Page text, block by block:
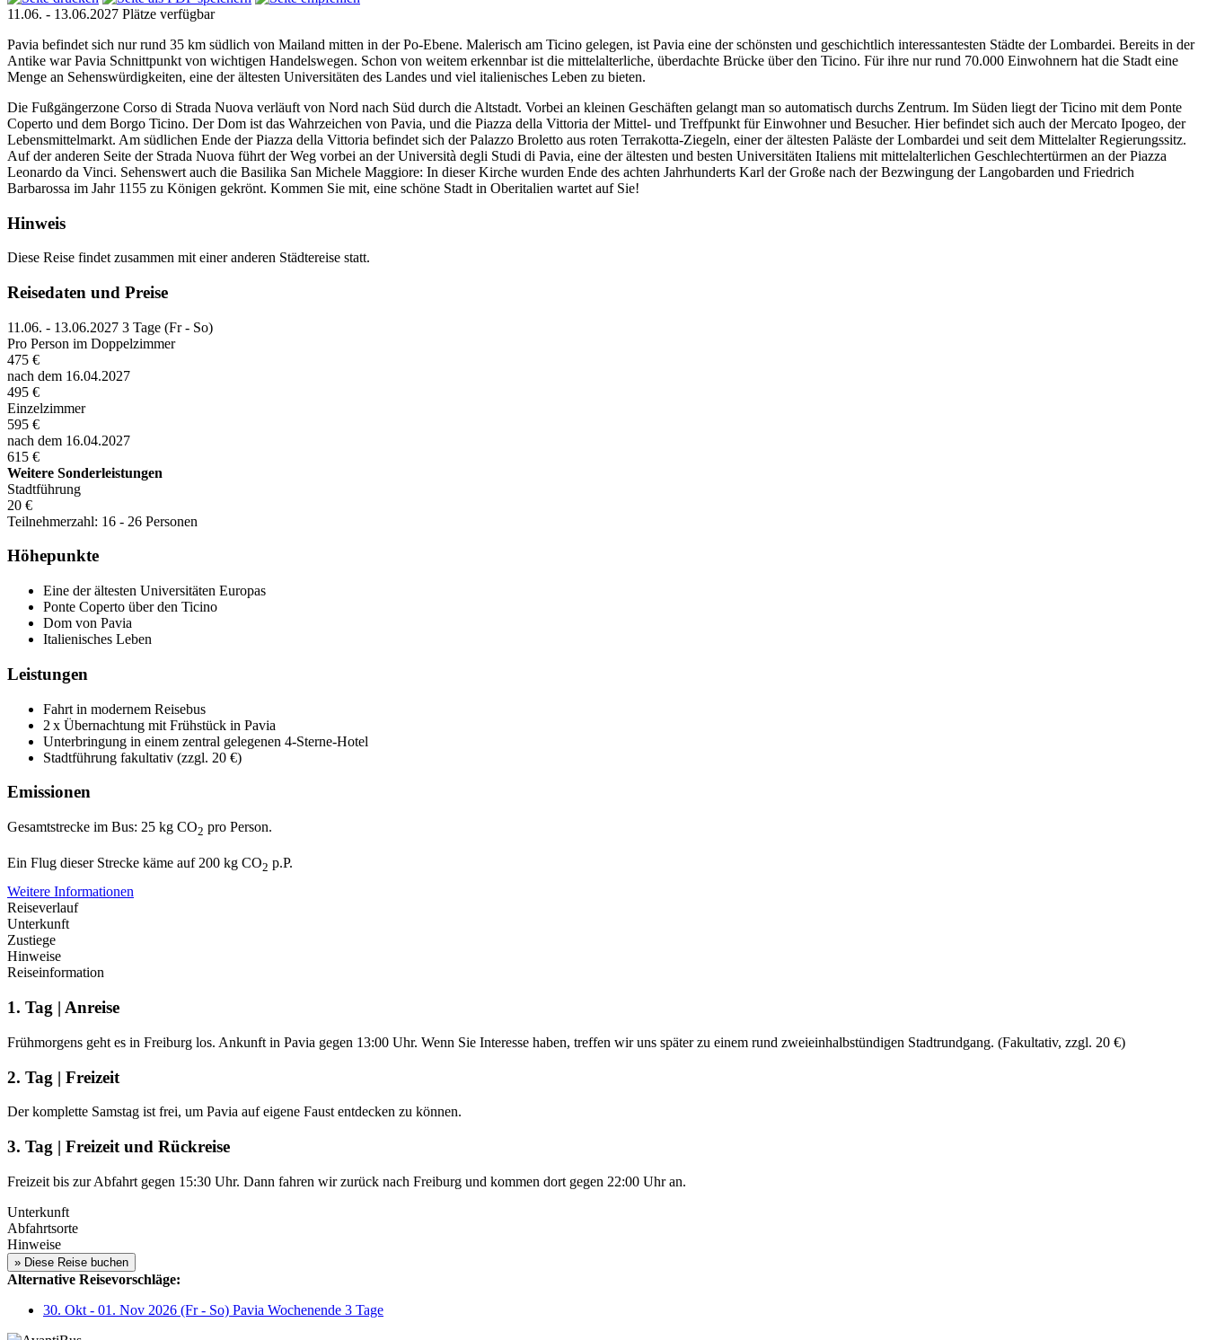
11.06. - 13.06.2027 Plätze verfügbar
Pavia befindet sich nur rund 35 km südlich von Mailand mitten in der Po-Ebene. Malerisch am Ticino gelegen, ist Pavia eine der schönsten und geschichtlich interessantesten Städte der Lombardei. Bereits in der
Antike war Pavia Schnittpunkt von wichtigen Handelswegen. Schon von weitem erkennbar ist die mittelalterliche, überdachte Brücke über den Ticino. Für ihre nur rund 70.000 Einwohnern hat die Stadt eine
Menge an Sehenswürdigkeiten, eine der ältesten Universitäten des Landes und viel italienisches Leben zu bieten.
Die Fußgängerzone Corso di Strada Nuova verläuft von Nord nach Süd durch die Altstadt. Vorbei an kleinen Geschäften gelangt man so automatisch durchs Zentrum. Im Süden liegt der Ticino mit dem Ponte
Coperto und dem Borgo Ticino. Der Dom ist das Wahrzeichen von Pavia, und die Piazza della Vittoria der Mittel- und Treffpunkt für Einwohner und Besucher. Hier befindet sich auch der Mercato Ipogeo, der
Lebensmittelmarkt. Am südlichen Ende der Piazza della Vittoria befindet sich der Palazzo Broletto aus roten Terrakotta-Ziegeln, einer der ältesten Paläste der Lombardei und seit dem Mittelalter Regierungssitz.
Auf der anderen Seite der Strada Nuova führt der Weg vorbei an der Università degli Studi di Pavia, eine der ältesten und besten Universitäten Italiens mit mittelalterlichen Geschlechtertürmen an der Piazza
Leonardo da Vinci. Sehenswert auch die Basilika San Michele Maggiore: In dieser Kirche wurden Ende des achten Jahrhunderts Karl der Große nach der Bezwingung der Langobarden und Friedrich
Barbarossa im Jahr 1155 zu Königen gekrönt. Kommen Sie mit, eine schöne Stadt in Oberitalien wartet auf Sie!
Hinweis
Diese Reise findet zusammen mit einer anderen Städtereise statt.
Reisedaten und Preise
11.06. - 13.06.2027 3 Tage (Fr - So)
Pro Person im Doppelzimmer
475 €
nach dem 16.04.2027
495 €
Einzelzimmer
595 €
nach dem 16.04.2027
615 €
Weitere Sonderleistungen
Stadtführung
20 €
Teilnehmerzahl: 16 - 26 Personen
Höhepunkte
Eine der ältesten Universitäten Europas
Ponte Coperto über den Ticino
Dom von Pavia
Italienisches Leben
Leistungen
Fahrt in modernem Reisebus
2 x Übernachtung mit Frühstück in Pavia
Unterbringung in einem zentral gelegenen 4-Sterne-Hotel
Stadtführung fakultativ (zzgl. 20 €)
Emissionen
Gesamtstrecke im Bus: 25 kg CO2 pro Person.
Ein Flug dieser Strecke käme auf 200 kg CO2 p.P.
Weitere Informationen
Reiseverlauf
Unterkunft
Zustiege
Hinweise
Reiseinformation
1. Tag | Anreise
Frühmorgens geht es in Freiburg los. Ankunft in Pavia gegen 13:00 Uhr. Wenn Sie Interesse haben, treffen wir uns später zu einem rund zweieinhalbstündigen Stadtrundgang. (Fakultativ, zzgl. 20 €)
2. Tag | Freizeit
Der komplette Samstag ist frei, um Pavia auf eigene Faust entdecken zu können.
3. Tag | Freizeit und Rückreise
Freizeit bis zur Abfahrt gegen 15:30 Uhr. Dann fahren wir zurück nach Freiburg und kommen dort gegen 22:00 Uhr an.
Unterkunft
Abfahrtsorte
Hinweise
Alternative Reisevorschläge:
30. Okt - 01. Nov 2026 (Fr - So) Pavia Wochenende 3 Tage